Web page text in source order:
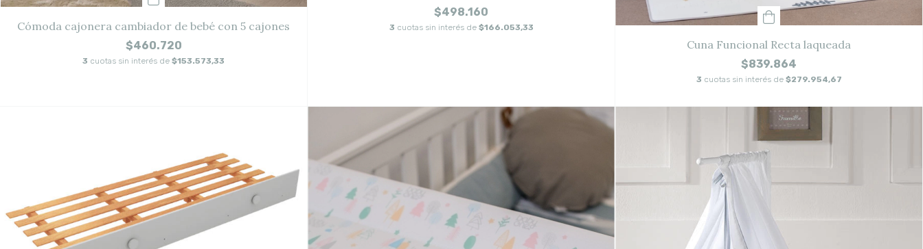
Cómoda cajonera cambiador de bebé con 5 cajones
$460.720
3 cuotas sin interés de $153.573,33
$498.160
3 cuotas sin interés de $166.053,33
Cuna Funcional Recta laqueada
$839.864
3 cuotas sin interés de $279.954,67